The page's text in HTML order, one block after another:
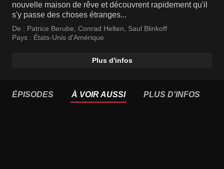
nouvelle maison de rêve et découvrent rapidement qu'il
s'y passe des choses étranges...
De : Patrice Berube Conrad Helten
Saul Blinkoff
Pays : États-Unis d'Amérique
Plus d'infos
ÉPISODES À VOIR AUSSI PLUS D'INFOS